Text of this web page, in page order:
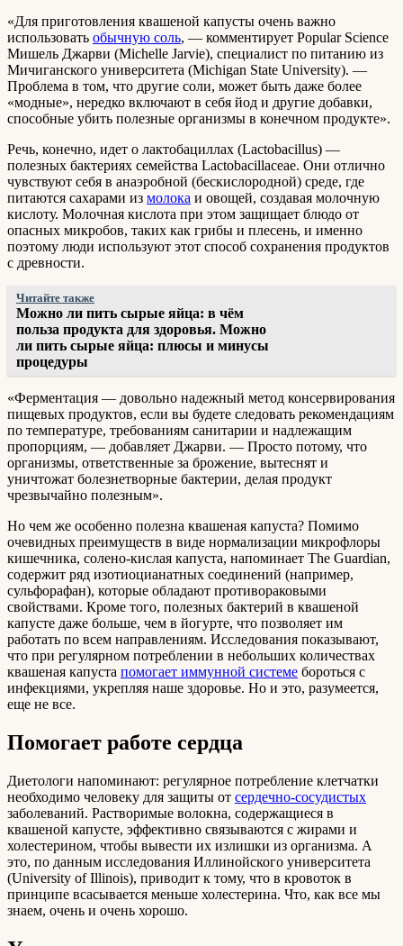
«Для приготовления квашеной капусты очень важно
использовать обычную соль, — комментирует Popular Science
Мишель Джарви (Michelle Jarvie), специалист по питанию из
Мичиганского университета (Michigan State University). —
Проблема в том, что другие соли, может быть даже более
«модные», нередко включают в себя йод и другие добавки,
способные убить полезные организмы в конечном продукте».
Речь, конечно, идет о лактобациллах (Lactobacillus) —
полезных бактериях семейства Lactobacillaceae. Они отлично
чувствуют себя в анаэробной (бескислородной) среде, где
питаются сахарами из молока и овощей, создавая молочную
кислоту. Молочная кислота при этом защищает блюдо от
опасных микробов, таких как грибы и плесень, и именно
поэтому люди используют этот способ сохранения продуктов
с древности.
Читайте также
Можно ли пить сырые яйца: в чём
польза продукта для здоровья. Можно
ли пить сырые яйца: плюсы и минусы
процедуры
«Ферментация — довольно надежный метод консервирования
пищевых продуктов, если вы будете следовать рекомендациям
по температуре, требованиям санитарии и надлежащим
пропорциям, — добавляет Джарви. — Просто потому, что
организмы, ответственные за брожение, вытеснят и
уничтожат болезнетворные бактерии, делая продукт
чрезвычайно полезным».
Но чем же особенно полезна квашеная капуста? Помимо
очевидных преимуществ в виде нормализации микрофлоры
кишечника, солено-кислая капуста, напоминает The Guardian,
содержит ряд изотиоцианатных соединений (например,
сульфорафан), которые обладают противораковыми
свойствами. Кроме того, полезных бактерий в квашеной
капусте даже больше, чем в йогурте, что позволяет им
работать по всем направлениям. Исследования показывают,
что при регулярном потреблении в небольших количествах
квашеная капуста помогает иммунной системе бороться с
инфекциями, укрепляя наше здоровье. Но и это, разумеется,
еще не все.
Помогает работе сердца
Диетологи напоминают: регулярное потребление клетчатки
необходимо человеку для защиты от сердечно-сосудистых
заболеваний. Растворимые волокна, содержащиеся в
квашеной капусте, эффективно связываются с жирами и
холестерином, чтобы вывести их излишки из организма. А
это, по данным исследования Иллинойского университета
(University of Illinois), приводит к тому, что в кровоток в
принципе всасывается меньше холестерина. Что, как все мы
знаем, очень и очень хорошо.